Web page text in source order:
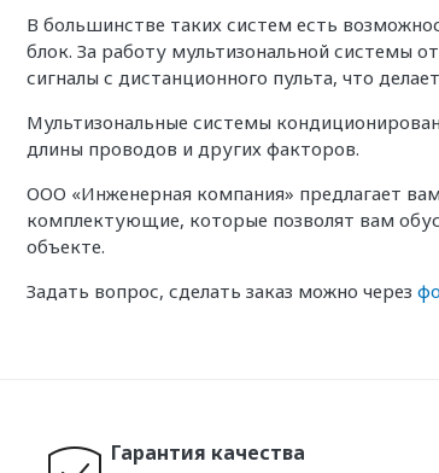
В большинстве таких систем есть
блок. За работу мультизональной системы
сигналы с дистанционного пульта, что
Мультизональные системы
длины проводов и других факторов.
ООО «Инженерная компания» предлагает
комплектующие, которые позволят вам
объекте.
Задать вопрос, сделать заказ можно через
Гарантия качества